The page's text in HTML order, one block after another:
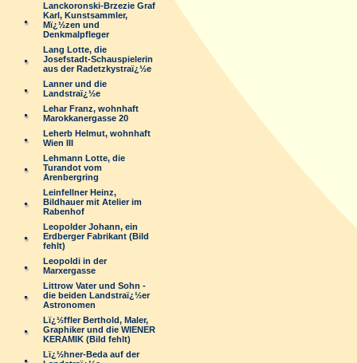
Lanckoronski-Brzezie Graf
Karl, Kunstsammler,
Mï¿½zen und
Denkmalpfleger
Lang Lotte, die
Josefstadt-Schauspielerin
aus der Radetzkystraï¿½e
Lanner und die
Landstraï¿½e
Lehar Franz, wohnhaft
Marokkanergasse 20
Leherb Helmut, wohnhaft
Wien III
Lehmann Lotte, die
Turandot vom
Arenbergring
Leinfellner Heinz,
Bildhauer mit Atelier im
Rabenhof
Leopolder Johann, ein
Erdberger Fabrikant (Bild
fehlt)
Leopoldi in der
Marxergasse
Littrow Vater und Sohn -
die beiden Landstraï¿½er
Astronomen
Lï¿½ffler Berthold, Maler,
Graphiker und die WIENER
KERAMIK (Bild fehlt)
Lï¿½hner-Beda auf der